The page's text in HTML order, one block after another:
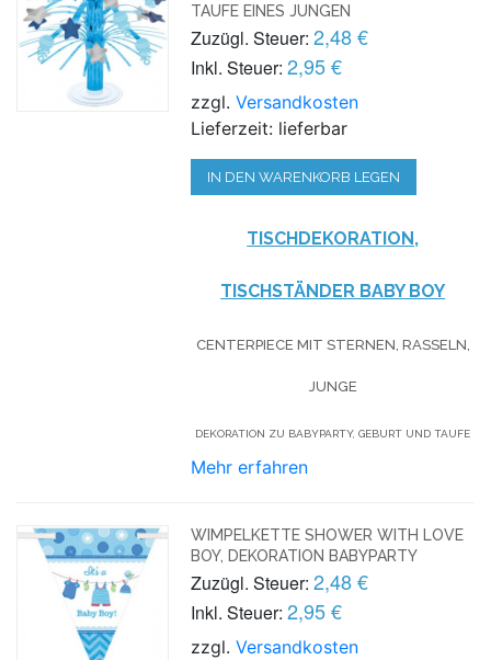
TAUFE EINES JUNGEN
Zuzügl. Steuer: 2,48 €
Inkl. Steuer: 2,95 €
zzgl.Versandkosten
Lieferzeit: lieferbar
IN DEN WARENKORB LEGEN
TISCHDEKORATION,
TISCHSTÄNDER BABY BOY
CENTERPIECE MIT STERNEN, RASSELN,
JUNGE
DEKORATION ZU BABYPARTY, GEBURT UND TAUFE
Mehr erfahren
WIMPELKETTE SHOWER WITH LOVE
BOY, DEKORATION BABYPARTY
Zuzügl. Steuer: 2,48 €
Inkl. Steuer: 2,95 €
zzgl.Versandkosten